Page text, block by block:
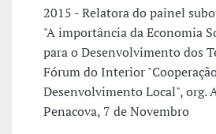
2015 - Relatora do painel
"A importância da Economia
para o Desenvolvimento dos
Fórum do Interior
Desenvolvimento Local", org.
Penacova, 7 de Novembro